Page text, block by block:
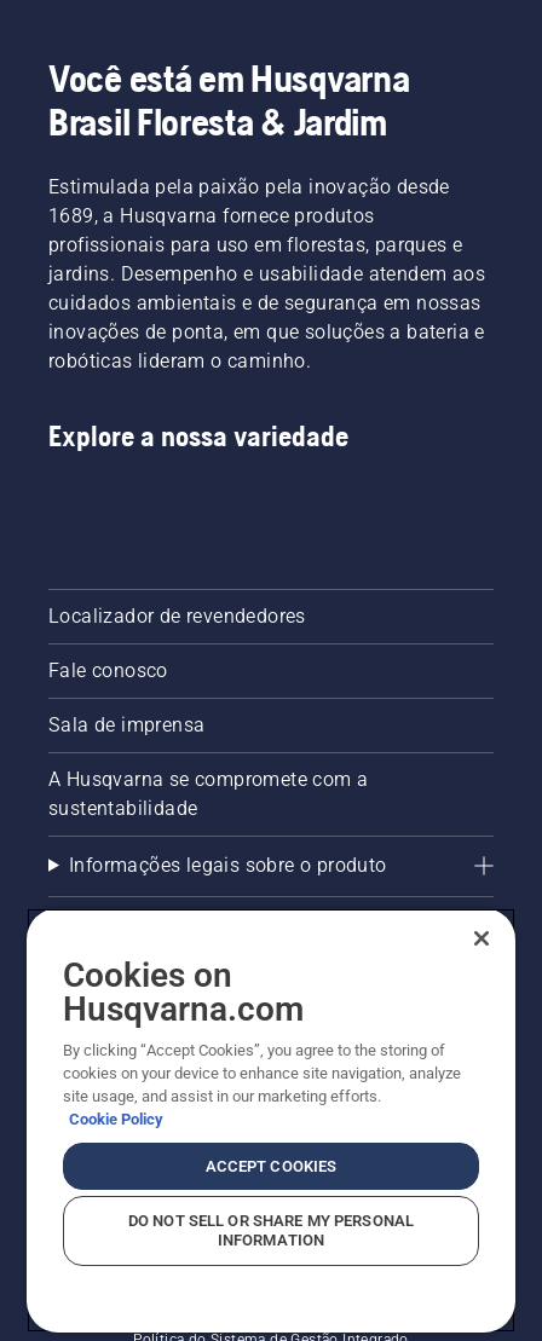
Você está em Husqvarna
Brasil Floresta & Jardim
Estimulada pela paixão pela inovação desde
1689, a Husqvarna fornece produtos
profissionais para uso em florestas, parques e
jardins. Desempenho e usabilidade atendem aos
cuidados ambientais e de segurança em nossas
inovações de ponta, em que soluções a bateria e
robóticas lideram o caminho.
Explore a nossa variedade
Localizador de revendedores
Fale conosco
Sala de imprensa
A Husqvarna se compromete com a
sustentabilidade
Informações legais sobre o produto
Outros sites Husqvarna
Trabalhe Conosco
Cookies on
Husqvarna.com
By clicking “Accept Cookies”, you agree to the storing of
cookies on your device to enhance site navigation, analyze
site usage, and assist in our marketing efforts.
Cookie Policy
ACCEPT COOKIES
DO NOT SELL OR SHARE MY PERSONAL
INFORMATION